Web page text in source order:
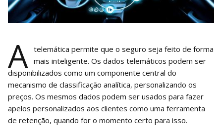
A telemática permite que o seguro seja feito de forma
mais inteligente. Os dados telemáticos podem ser
disponibilizados como um componente central do
mecanismo de classificação analítica, personalizando os
preços. Os mesmos dados podem ser usados ​​para fazer
apelos personalizados aos clientes como uma ferramenta
de retenção, quando for o momento certo para isso.